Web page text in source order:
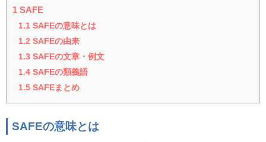
1 SAFE
1.1 SAFEの意味とは
1.2 SAFEの由来
1.3 SAFEの文章・例文
1.4 SAFEの類義語
1.5 SAFEまとめ
SAFEの意味とは